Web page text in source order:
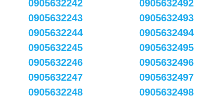
0905632242
0905632243
0905632244
0905632245
0905632246
0905632247
0905632248
0905632492
0905632493
0905632494
0905632495
0905632496
0905632497
0905632498